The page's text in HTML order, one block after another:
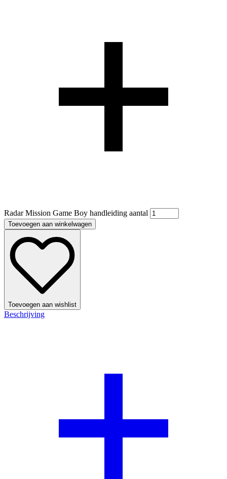
Radar Mission Game Boy handleiding aantal
Toevoegen aan winkelwagen
Toevoegen aan wishlist
Beschrijving